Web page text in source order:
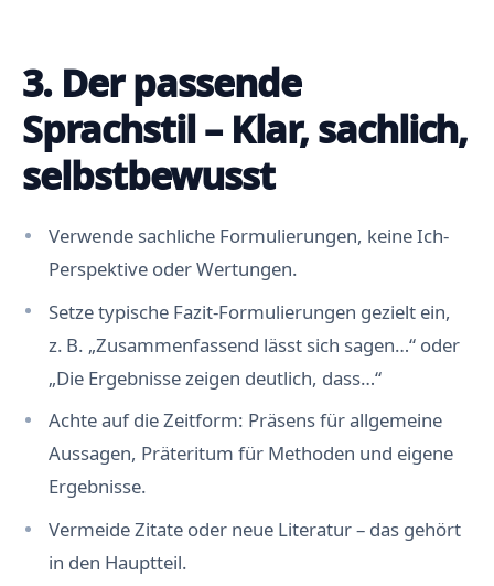
3. Der passende
Sprachstil – Klar, sachlich,
selbstbewusst
Verwende sachliche Formulierungen, keine Ich-
Perspektive oder Wertungen.
Setze typische Fazit-Formulierungen gezielt ein,
z. B. „Zusammenfassend lässt sich sagen…“ oder
„Die Ergebnisse zeigen deutlich, dass…“
Achte auf die Zeitform: Präsens für allgemeine
Aussagen, Präteritum für Methoden und eigene
Ergebnisse.
Vermeide Zitate oder neue Literatur – das gehört
in den Hauptteil.